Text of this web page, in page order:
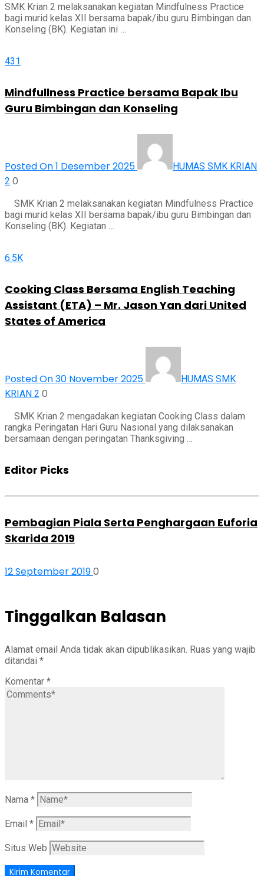
SMK Krian 2 melaksanakan kegiatan Mindfulness Practice
bagi murid kelas XII bersama bapak/ibu guru Bimbingan dan
Konseling (BK). Kegiatan ini …
431
Mindfullness Practice bersama Bapak Ibu
Guru Bimbingan dan Konseling
Posted On 1 Desember 2025
HUMAS SMK KRIAN
2 0
SMK Krian 2 melaksanakan kegiatan Mindfulness Practice
bagi murid kelas XII bersama bapak/ibu guru Bimbingan dan
Konseling (BK). Kegiatan …
6.5K
Cooking Class Bersama English Teaching
Assistant (ETA) – Mr. Jason Yan dari United
States of America
Posted On 30 November 2025
HUMAS SMK
KRIAN 2 0
SMK Krian 2 mengadakan kegiatan Cooking Class dalam
rangka Peringatan Hari Guru Nasional yang dilaksanakan
bersamaan dengan peringatan Thanksgiving …
Editor Picks
Pembagian Piala Serta Penghargaan Euforia
Skarida 2019
12 September 20190
Tinggalkan Balasan
Alamat email Anda tidak akan dipublikasikan. Ruas yang wajib
ditandai *
Komentar *
Nama *
Email *
Situs Web